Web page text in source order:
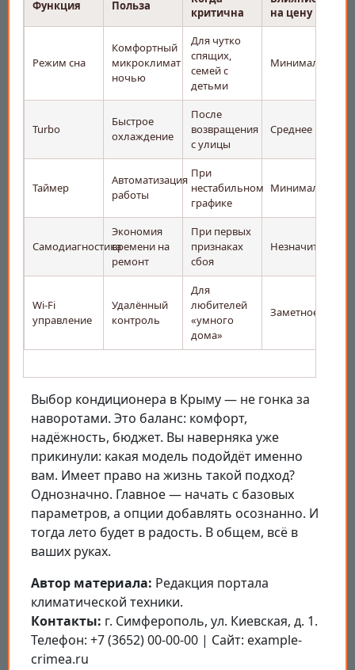
Функция Польза
критична
на цену
Режим сна
Комфортный
микроклимат
ночью
Для чутко
спящих,
семей с
детьми
Минимальное
Turbo
Быстрое
охлаждение
После
возвращения
с улицы
Среднее
Таймер
Автоматизация
работы
При
нестабильном
графике
Минимальное
Самодиагностика
Экономия
времени на
ремонт
При первых
признаках
сбоя
Незначительное
Wi-Fi
управление
Удалённый
контроль
Для
любителей
«умного
дома»
Заметное
Выбор кондиционера в Крыму — не гонка за
наворотами. Это баланс: комфорт,
надёжность, бюджет. Вы наверняка уже
прикинули: какая модель подойдёт именно
вам. Имеет право на жизнь такой подход?
Однозначно. Главное — начать с базовых
параметров, а опции добавлять осознанно. И
тогда лето будет в радость. В общем, всё в
ваших руках.
Автор материала: Редакция портала
климатической техники.
Контакты: г. Симферополь, ул. Киевская, д. 1.
Телефон: +7 (3652) 00-00-00 | Сайт: example-
crimea.ru